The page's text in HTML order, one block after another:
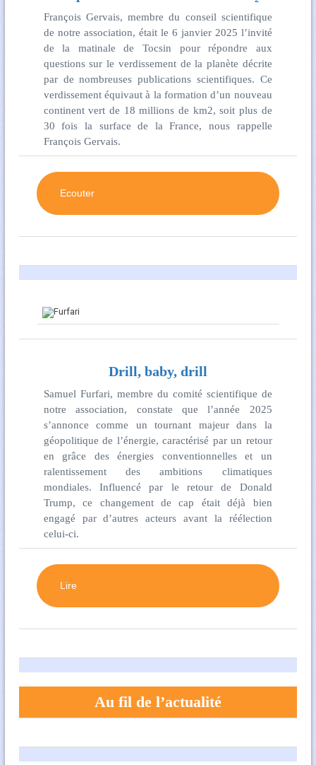
François Gervais, membre du conseil scientifique
de notre association, était le 6 janvier 2025 l’invité
de la matinale de Tocsin pour répondre aux
questions sur le verdissement de la planète décrite
par de nombreuses publications scientifiques. Ce
verdissement équivaut à la formation d’un nouveau
continent vert de 18 millions de km2, soit plus de
30 fois la surface de la France, nous rappelle
François Gervais.
Ecouter
Drill, baby, drill
Samuel Furfari, membre du comité scientifique de
notre association, constate que l’année 2025
s’annonce comme un tournant majeur dans la
géopolitique de l’énergie, caractérisé par un retour
en grâce des énergies conventionnelles et un
ralentissement des ambitions climatiques
mondiales. Influencé par le retour de Donald
Trump, ce changement de cap était déjà bien
engagé par d’autres acteurs avant la réélection
celui-ci.
Lire
Au fil de l’actualité